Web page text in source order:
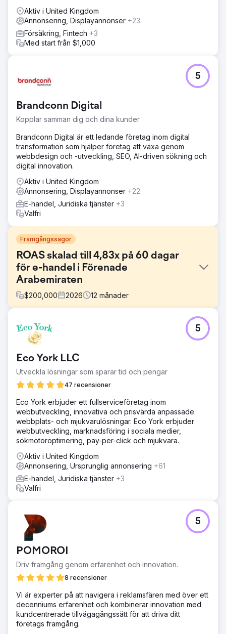
Aktiv i United Kingdom
Annonsering, Displayannonser +23
Försäkring, Fintech +3
Med start från $1,000
Brandconn Digital
Kopplar samman dig och dina kunder
5
Brandconn Digital är ett ledande företag inom digital
transformation som hjälper företag att växa genom
webbdesign och -utveckling, SEO, AI-driven sökning och
digital innovation.
Aktiv i United Kingdom
Annonsering, Displayannonser +22
E-handel, Juridiska tjänster +3
Valfri
Framgångssagor
ROAS skalad till 4,83x på 60 dagar
för e-handel i Förenade
Arabemiraten
$200,000 2026 12 månader
En B2B-leverantör av färska produkter baserad i
Förenade Arabemiraten körde Google Ads med månatliga
lönsamt. ROAS låg fast under 3x, intäkterna var fortsatt
otillräckliga och bristen på korrekt e-handelsspårning
begränsade optimeringen. Kampanjstrukturen saknade
tydlighet på produktnivå, vilket gjorde det svårt att
identifiera högpresterande SKU:er och förbättra
konverteringseffektiviteten.
Lösning
Vi implementerade en hybridstrategi som kombinerade
smarta shopping- och sökkampanjer för att fånga både
efterfrågan och avsikt. Avancerad e-handelsspårning
med attribution på köpnivå implementerades för korrekt
data. Kampanjerna omstrukturerades med segmentering
på SKU-nivå, med stöd av ROAS-baserad budgivning och
anpassade B2B-remarketingmålgrupper för att
Resultat
Intäkterna ökade från 48 000 USD till 105 000 USD inom
60 dagar, vilket gav en tillväxt på mer än två gånger.
ROAS förbättrades från 2,89x till 4,83x, vilket avsevärt
ökade kampanjernas lönsamhet. Köpkonverteringar
ökade med 81 %, drivet av bättre målgruppsinriktning,
strukturerade kampanjer och korrekt spårning. Resultatet
blev en skalbar och mycket effektiv tillväxtmotor för B2B
e-handel.
Eco York LLC
Utveckla lösningar som sparar tid och pengar
47 recensioner
5
Eco York erbjuder ett fullserviceföretag inom
webbutveckling, innovativa och prisvärda anpassade
webbplats- och mjukvarulösningar. Eco York erbjuder
webbutveckling, marknadsföring i sociala medier,
sökmotoroptimering, pay-per-click och mjukvara.
Aktiv i United Kingdom
Annonsering, Ursprunglig annonsering +61
E-handel, Juridiska tjänster +3
Valfri
POMOROI
Driv framgång genom erfarenhet och innovation.
8 recensioner
5
Vi är experter på att navigera i reklamsfären med över ett
decenniums erfarenhet och kombinerar innovation med
kundcentrerade tillvägagångssätt för att driva ditt
företags framgång.